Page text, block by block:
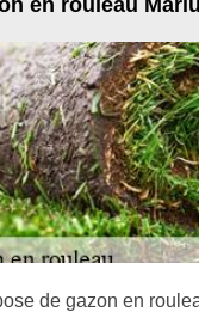
en rouleau
de gazon en